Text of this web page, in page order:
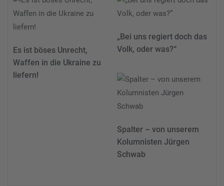
Es ist böses Unrecht,
Waffen in die Ukraine zu
liefern!
„Bei uns regiert doch das
Volk, oder was?“
Spalter – von unserem
Kolumnisten Jürgen
Schwab